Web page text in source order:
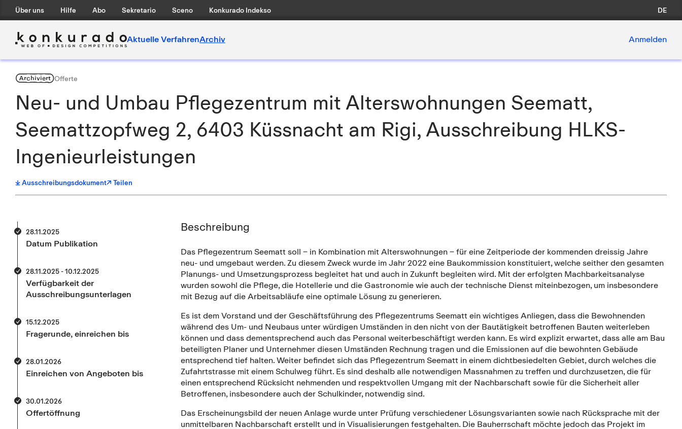
Über uns Hilfe Abo Sekretario Sceno Konkurado Indekso DE
Aktuelle VerfahrenArchiv Anmelden
ArchiviertOfferte
Neu- und Umbau Pflegezentrum mit Alterswohnungen Seematt,
Seemattzopfweg 2, 6403 Küssnacht am Rigi, Ausschreibung HLKS-
Ingenieurleistungen
Ausschreibungsdokument↗ Teilen
28.11.2025
Datum Publikation
28.11.2025 - 10.12.2025
Verfügbarkeit der
Ausschreibungsunterlagen
15.12.2025
Fragerunde, einreichen bis
28.01.2026
Einreichen von Angeboten bis
30.01.2026
Offertöffnung
Beschreibung
Das Pflegezentrum Seematt soll ‒ in Kombination mit Alterswohnungen ‒ für eine Zeitperiode der kommenden dreissig Jahre
neu- und umgebaut werden. Zu diesem Zweck wurde im Jahr 2022 eine Baukommission konstituiert, welche seither den gesamten
Planungs- und Umsetzungsprozess begleitet hat und auch in Zukunft begleiten wird. Mit der erfolgten Machbarkeitsanalyse
wurden sowohl die Pflege, die Hotellerie und die Gastronomie wie auch der technische Dienst miteinbezogen, um insbesondere
mit Bezug auf die Arbeitsabläufe eine optimale Lösung zu generieren.
Es ist dem Vorstand und der Geschäftsführung des Pflegezentrums Seematt ein wichtiges Anliegen, dass die Bewohnenden
während des Um- und Neubaus unter würdigen Umständen in den nicht von der Bautätigkeit betroffenen Bauten weiterleben
können und dass dementsprechend auch das Personal weiterbeschäftigt werden kann. Es wird explizit erwartet, dass alle am Bau
beteiligten Planer und Unternehmer diesen Umständen Rechnung tragen und die Emissionen auf die bewohnten Gebäude
entsprechend tief halten. Weiter befindet sich das Pflegezentrum Seematt in einem dichtbesiedelten Gebiet, durch welches die
Zufahrtstrasse mit einem Schulweg führt. Es sind deshalb alle notwendigen Massnahmen zu treffen und durchzusetzen, die für
einen entsprechend Rücksicht nehmenden und respektvollen Umgang mit der Nachbarschaft sowie für die Sicherheit aller
Betroffenen, insbesondere auch der Schulkinder, notwendig sind.
Das Erscheinungsbild der neuen Anlage wurde unter Prüfung verschiedener Lösungsvarianten sowie nach Rücksprache mit der
unmittelbaren Nachbarschaft erstellt und in Visualisierungen festgehalten. Die Bauherrschaft möchte jedoch das Projekt im